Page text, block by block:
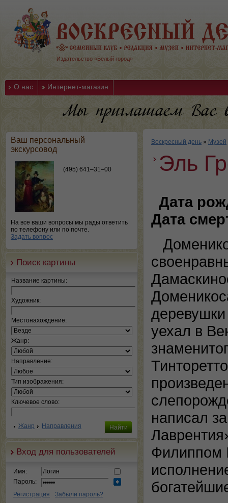
Издательство «Белый город»
О нас Интернет-магазин
Ваш персональный
экскурсовод
(495) 641–31–00
На все ваши вопросы мы рады ответить
по телефону или по почте.
Задать вопрос
Поиск картины
Название картины:
Художник:
Местонахождение:
Жанр:
Направление:
Тип изображения:
Ключевое слово:
Жанр Направления
Вход для пользователей
Имя:
Пароль:
Регистрация
Забыли пароль?
Воскресный день » Музей
Эль
Дата
Дата
уехал в
написал
Филиппом